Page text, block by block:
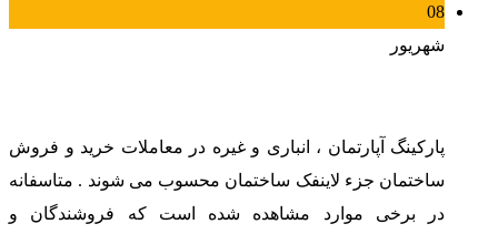
08
شهریور
پارکینگ آپارتمان ، انباری و غیره در معاملات خرید و فروش
ساختمان جزء لاینفک ساختمان محسوب می شوند . متاسفانه
در برخی موارد مشاهده شده است که فروشندگان و